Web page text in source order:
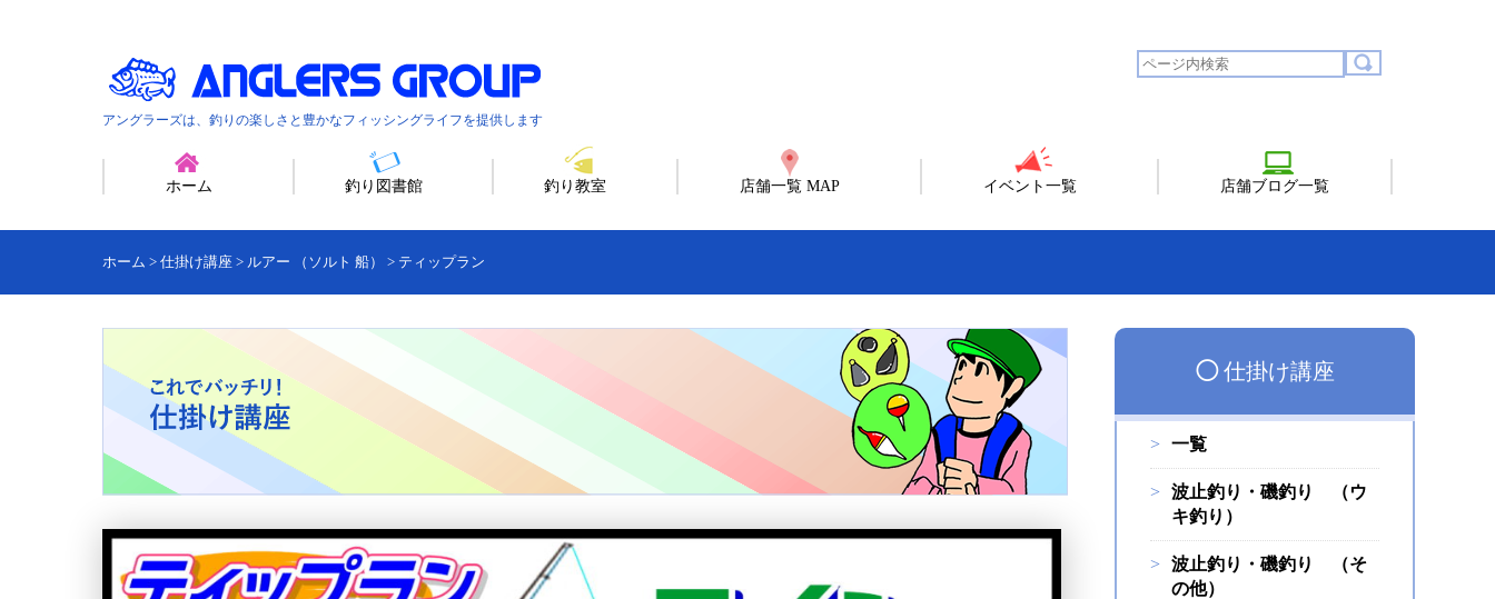
アングラーズは、釣りの楽しさと豊かなフィッシングライフを提供します
ホーム 釣り図書館 釣り教室 店舗一覧 MAP イベント一覧 店舗ブログ一覧
ホーム > 仕掛け講座 > ルアー （ソルト 船） > ティップラン
◯仕掛け講座
一覧
波止釣り・磯釣り （ウ
キ釣り）
波止釣り・磯釣り （そ
の他）